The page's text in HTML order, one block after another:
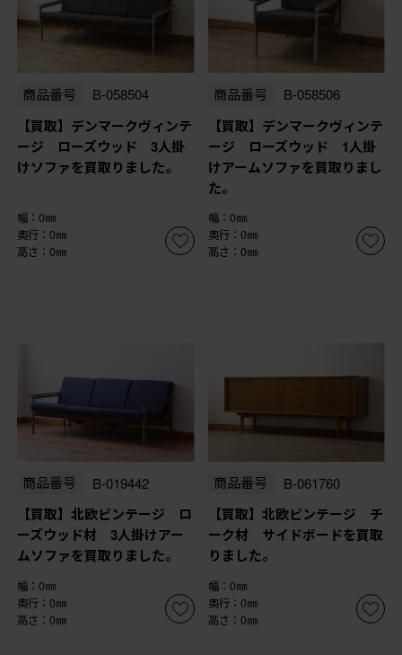
商品番号 B-058504
【買取】デンマークヴィンテ
ージ ローズウッド 3人掛
けソファを買取りました。
幅：0㎜
奥行：0㎜
高さ：0㎜
商品番号 B-058506
【買取】デンマークヴィンテ
ージ ローズウッド 1人掛
けアームソファを買取りまし
た。
幅：0㎜
奥行：0㎜
高さ：0㎜
商品番号 B-019442
【買取】北欧ビンテージ ロ
ーズウッド材 3人掛けアー
ムソファを買取りました。
幅：0㎜
奥行：0㎜
高さ：0㎜
商品番号 B-061760
【買取】北欧ビンテージ チ
ーク材 サイドボードを買取
りました。
幅：0㎜
奥行：0㎜
高さ：0㎜